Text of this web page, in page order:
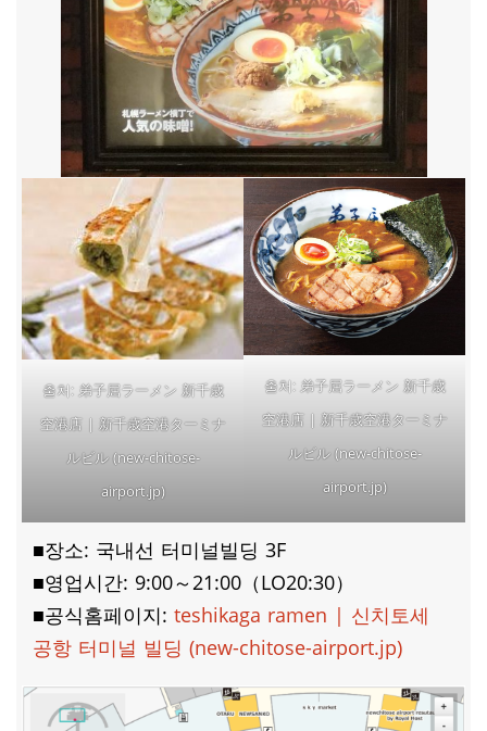
출처: 弟子屈ラーメン 新千歳
空港店 | 新千歳空港ターミナ
ルビル (new-chitose-
airport.jp)
출처: 弟子屈ラーメン 新千歳
空港店 | 新千歳空港ターミナ
ルビル (new-chitose-
airport.jp)
■장소: 국내선 터미널빌딩 3F
■영업시간: 9:00～21:00（LO20:30）
■공식홈페이지: teshikaga ramen | 신치토세
공항 터미널 빌딩 (new-chitose-airport.jp)